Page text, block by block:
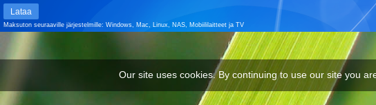
Our site uses cookies. By continuing to use our site you are agreeing to our
Our site uses cookies. By continuing to use our site you
Lataa
Maksuton seuraaville järjestelmille: Windows, Mac, Linux, NAS, Mobiililaitteet ja TV